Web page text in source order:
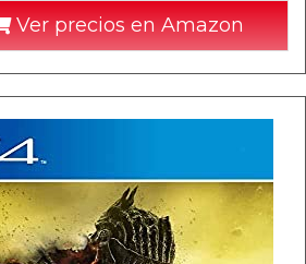
Ver precios en Amazon